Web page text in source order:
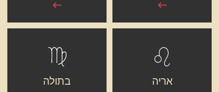
אריה בתולה